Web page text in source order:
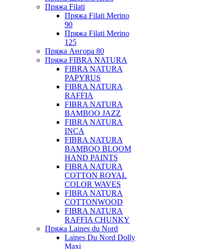
Пряжа Filati
Пряжа Filati Merino
90
Пряжа Filati Merino
125
Пряжа Ангора 80
Пряжа FIBRA NATURA
FIBRA NATURA
PAPYRUS
FIBRA NATURA
RAFFIA
FIBRA NATURA
BAMBOO JAZZ
FIBRA NATURA
INCA
FIBRA NATURA
BAMBOO BLOOM
HAND PAINTS
FIBRA NATURA
COTTON ROYAL
COLOR WAVES
FIBRA NATURA
COTTONWOOD
FIBRA NATURA
RAFFIA CHUNKY
Пряжа Laines du Nord
Laines Du Nord Dolly
Maxi